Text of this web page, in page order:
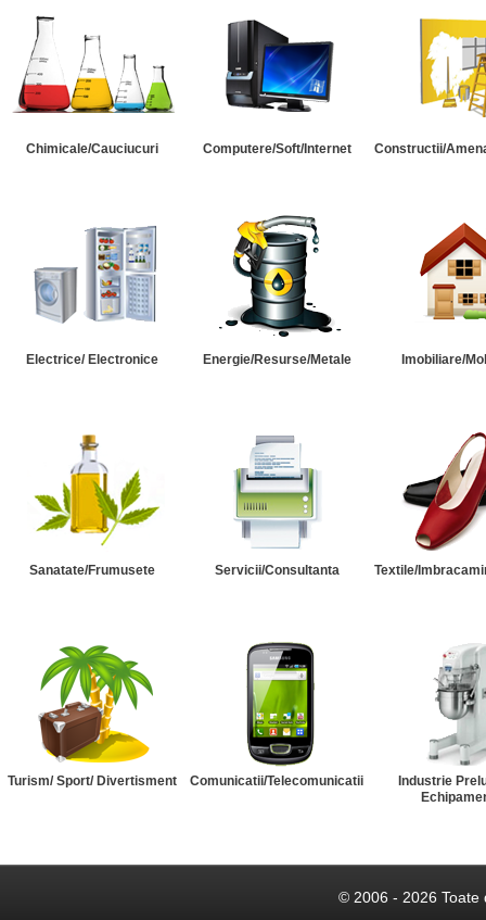
Chimicale/Cauciucuri Computere/Soft/Internet Constructii/
Electrice/ Electronice Energie/Resurse/Metale Imobiliare/
Sanatate/Frumusete Servicii/Consultanta Textile/
Turism/ Sport/ Divertisment Comunicatii/Telecomunicatii
Industrie
© 2006 - 2026